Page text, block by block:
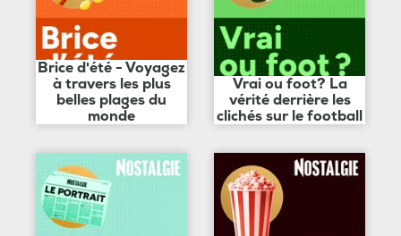
Brice d'été - Voyagez
à travers les plus
belles plages du
monde
Vrai ou foot? La
vérité derrière les
clichés sur le football